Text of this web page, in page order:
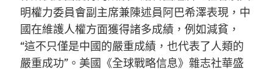
明權力委員會副主席兼陳述員阿巴希澤表現，中
國在維護人權方面獲得諸多成績，例如減貧，
“這不只僅是中國的嚴重成績，也代表了人類的
嚴重成功”。美國《全球戰略信息》雜志社華盛